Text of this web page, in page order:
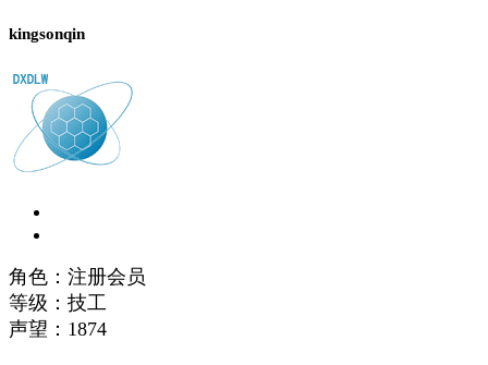
kingsonqin
角色：注册会员
等级：技工
声望： 1874